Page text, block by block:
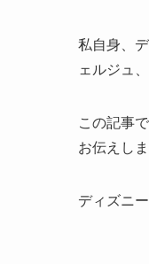
私自身、
ェルジュ
この記事
お伝えしま
ディズニ